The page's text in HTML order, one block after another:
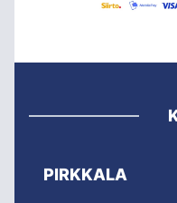
PIRKKALA